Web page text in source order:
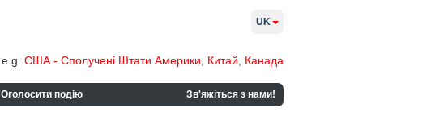
e.g. США - Сполучені Штати Америки Китай Канада
Оголосити подію Зв'яжіться з нами!
UK